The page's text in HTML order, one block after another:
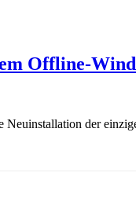
Offline-
der